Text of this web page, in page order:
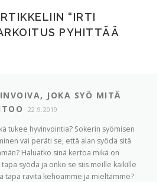
“IRTI
PYHITTÄÄ
JOKA SYÖ MITÄ
22.9.2019
tukee hyvinvointia? Sokerin syömisen
vai peräti se, että alan syödä sitä
Haluatko sinä kertoa mikä on
tapa syödä ja onko se siis meille kaikille
tapa ravita kehoamme ja mieltämme?